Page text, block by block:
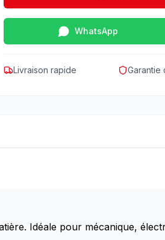
WhatsApp
Livraison rapide Garantie
Idéale pour mécanique,